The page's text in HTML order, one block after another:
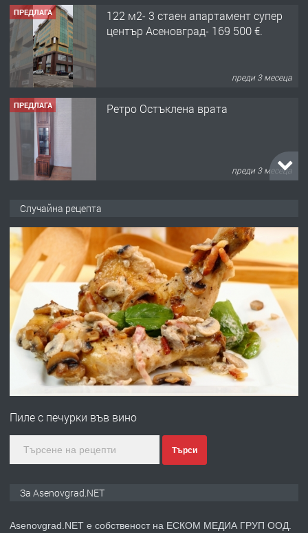
ПРЕДЛАГА
122 м2- 3 стаен апартамент супер
център Асеновград- 169 500 €.
преди 3 месеца
ПРЕДЛАГА Ретро Остъклена врата
преди 3 месеца
преди 10 месеца
ПРЕДЛАГА
Професионална броячна машина -
със сертификат от ЕЦБ
преди 1 година
ПРЕДЛАГА
Професионална зеленчукорезачка
Случайна рецепта
Пиле с печурки във вино
Търси
За Asenovgrad.NET
Asenovgrad.NET е собственост на ЕСКОМ МЕДИА ГРУП ООД.